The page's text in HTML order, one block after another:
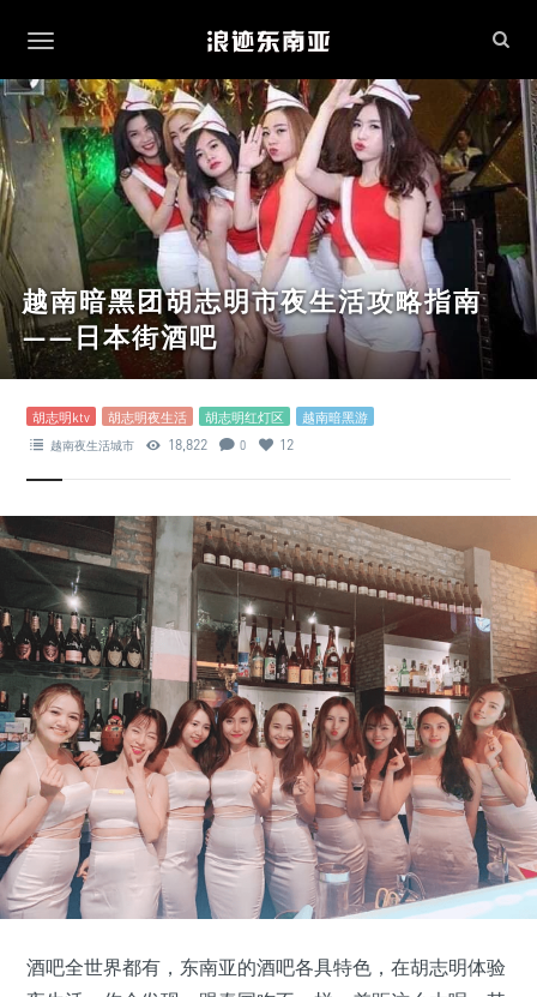
越南暗黑团胡志明市夜生活攻略指南
——日本街酒吧
胡志明ktv 胡志明夜生活 胡志明红灯区 越南暗黑游
越南夜生活城市 18,822 0 12
酒吧全世界都有，东南亚的酒吧各具特色，在胡志明体验